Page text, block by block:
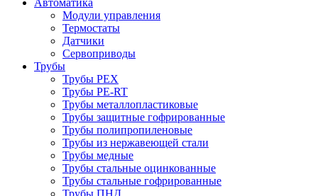
Модули управления
Термостаты
Датчики
Сервоприводы
Трубы
Трубы PEX
Трубы PE-RT
Трубы металлопластиковые
Трубы защитные гофрированные
Трубы полипропиленовые
Трубы из нержавеющей стали
Трубы медные
Трубы стальные оцинкованные
Трубы стальные гофрированные
Трубы ПНД